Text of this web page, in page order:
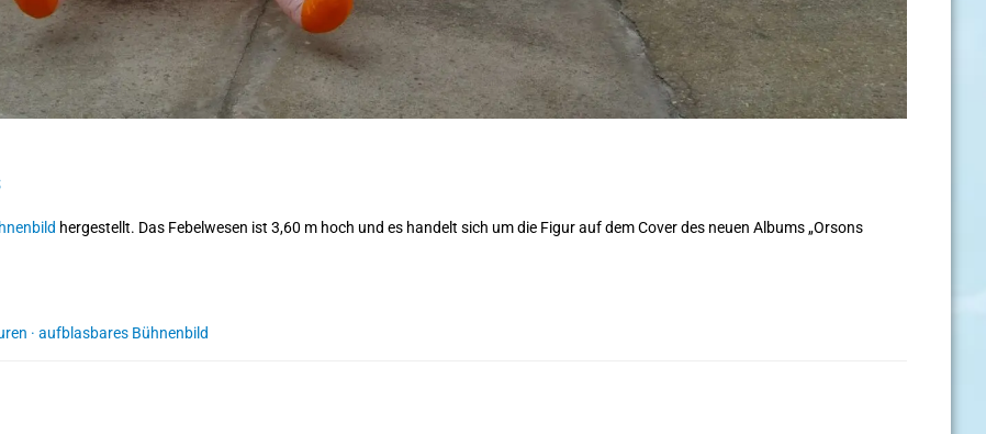
hergestellt. Das Febelwesen ist 3,60 m hoch und es handelt sich um die Figur auf dem Cover des neuen Albums „Orsons
· aufblasbares Bühnenbild